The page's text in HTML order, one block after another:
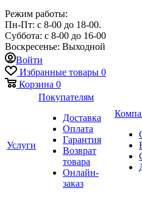
Режим работы:
Пн-Пт: с 8-00 до 18-00.
Суббота: с 8-00 до 16-00
Воскресенье: Выходной
Войти
Избранные товары 0
Корзина 0
Услуги
Покупателям
Доставка
Оплата
Гарантия
Возврат
товара
Онлайн-
заказ